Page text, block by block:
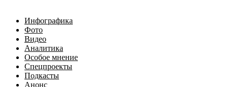
Инфографика
Фото
Видео
Аналитика
Особое мнение
Спецпроекты
Подкасты
Анонс